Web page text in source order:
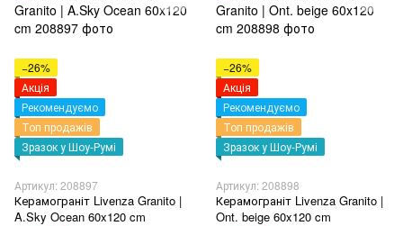
−26%
Акція
Рекомендуємо
Топ продажів
Зразок у Шоу-Румі
Артикул: 208897
Керамограніт Livenza Granito |
A.Sky Ocean 60x120 cm
−26%
Акція
Рекомендуємо
Топ продажів
Зразок у Шоу-Румі
Артикул: 208898
Керамограніт Livenza Granito |
Ont. beige 60x120 cm